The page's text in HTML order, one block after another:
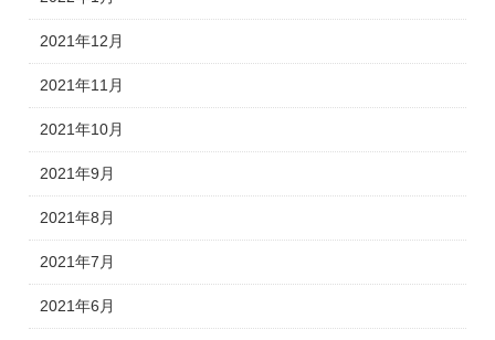
2021年12月
2021年11月
2021年10月
2021年9月
2021年8月
2021年7月
2021年6月